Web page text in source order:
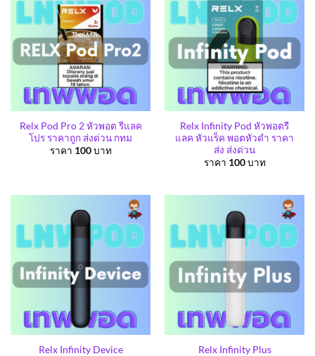
Relx Pod Pro 2 หัวพอต รีแลค
โปร ราคาถูก ส่งด่วน กทม
ราคา 100บาท
Relx Infinity Pod หัวพอตรี
แลค หัวแร็ค พอตหัวดำ ราคา
ส่ง ส่งด่วน
ราคา 100บาท
Relx Infinity Device
Relx Infinity Plus